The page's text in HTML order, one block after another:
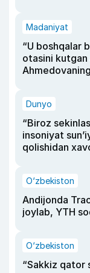
Madaniyat
“U boshqalar
otasini kutgan
Dunyo
“Biroz
insoniyat
qolishidan
O‘zbekiston
Andijonda
joylab, YTH
O‘zbekiston
“Sakkiz qator